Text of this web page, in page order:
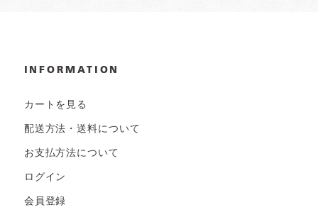
INFORMATION
カートを見る
配送方法・送料について
お支払方法について
ログイン
会員登録